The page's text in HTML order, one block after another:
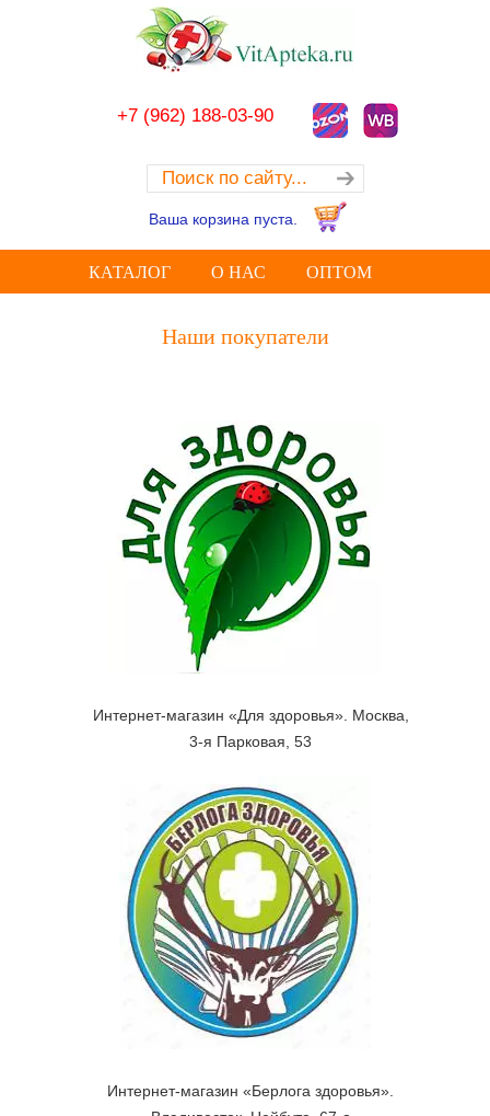
+7 (962) 188-03-90
Ваша корзина пуста.
КАТАЛОГ О НАС ОПТОМ
Наши покупатели
Интернет-магазин «Для здоровья». Москва,
3-я Парковая, 53
Интернет-магазин «Берлога здоровья».